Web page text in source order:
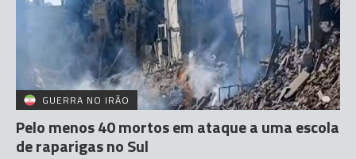
GUERRA NO IRÃO
Pelo menos 40 mortos em ataque a uma escola
de raparigas no Sul